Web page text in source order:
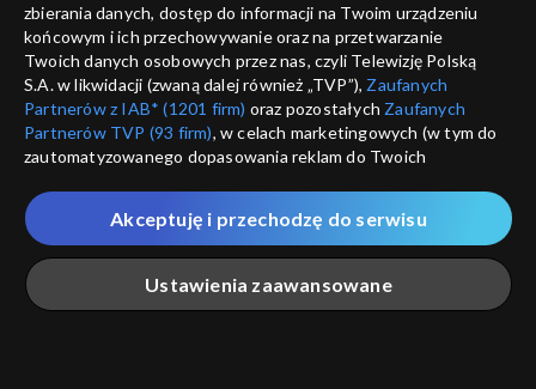
Zwierzaki Czytaki
Idealny motywator
Zwierzaki Czytaki
Kącik kulinarny
Zwierzaki Czytaki
Podziemna atrakcja
turystyczna
Zwierzaki Czytaki
Łamigłówka
zbierania danych, dostęp do informacji na Twoim urządzeniu
końcowym i ich przechowywanie oraz na przetwarzanie
Twoich danych osobowych przez nas, czyli Telewizję Polską
S.A. w likwidacji (zwaną dalej również „TVP”), Zaufanych
Partnerów z IAB* (1201 firm) oraz pozostałych Zaufanych
Partnerów TVP (93 firm), w celach marketingowych (w tym do
zautomatyzowanego dopasowania reklam do Twoich
które wskazujemy poniżej, a także zgody na udostępnianie
przez nas identyfikatora PPID do Google.
Twoje dane osobowe zbierane podczas odwiedzania przez
Ciebie naszych
poszczególnych serwisówzwanych dalej
„Portalem”, w tym informacje zapisywane za pomocą
Ustawienia zaawansowane
Akceptuję i przechodzę do serwisu